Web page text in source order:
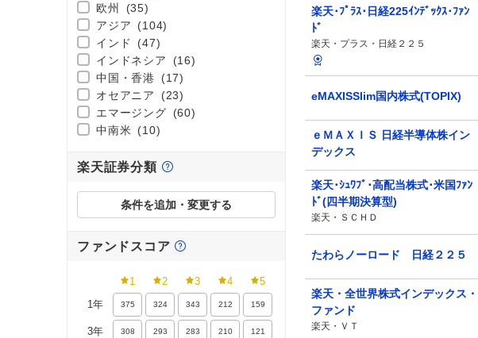
欧州
(35)
アジア
(104)
インド
(47)
インドネシア
(16)
中国・香港
(17)
オセアニア
(23)
エマージング
(60)
中南米 (10)
楽天証券分類
条件を追加・変更する
ファンドスコア
1 2 3 4
5
1年
375 324 343 212 159
3年 308 293 283 210 121
楽天･ﾌﾟﾗｽ･日経225ｲﾝﾃﾞｯｸｽ･ﾌｧﾝ
ﾄﾞ
楽天・プラス・日経２２５
eMAXISSlim国内株式(TOPIX)
ｅＭＡＸＩＳ 日経半導体株イン
デックス
楽天･ｼｭﾜﾌﾞ･高配当株式･米国ﾌｧﾝ
ﾄﾞ(四半期決算型)
楽天・ＳＣＨＤ
たわらノーロード 日経２２５
楽天・全世界株式インデックス・
ファンド
楽天・ＶＴ